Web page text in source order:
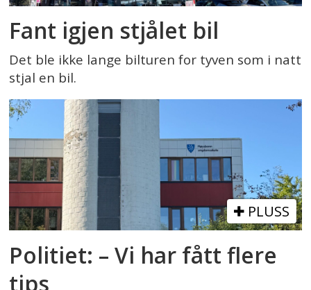
Fant igjen stjålet bil
Det ble ikke lange bilturen for tyven som i natt
stjal en bil.
PLUSS
Politiet: – Vi har fått flere
tips